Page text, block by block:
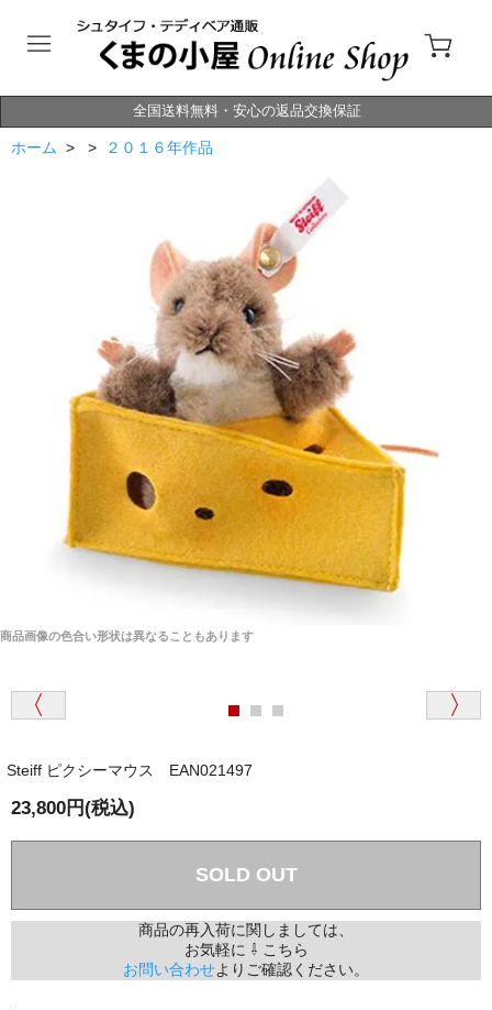
全国送料無料・安心の返品交換保証
ホーム > > ２０１６年作品
商品画像の色合い形状は異なることもあります
Steiff ピクシーマウス EAN021497
23,800円(税込)
SOLD OUT
商品の再入荷に関しましては、
お気軽に ⇩ こちら
お問い合わせよりご確認ください。